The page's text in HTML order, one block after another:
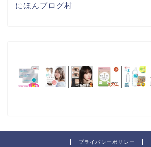
にほんブログ村
プライバシーポリシー